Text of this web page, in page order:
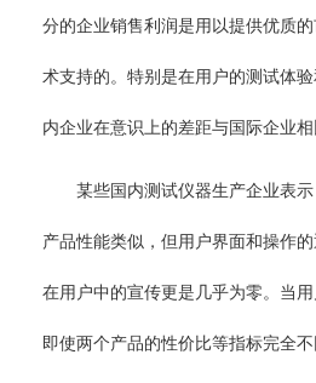
分的企业销售利润是用以提供优质
术支持的。特别是在用户的测试体
内企业在意识上的差距与国际企业相
某些国内测试仪器生产企业表示
产品性能类似，但用户界面和操作
在用户中的宣传更是几乎为零。当
即使两个产品的性价比等指标完全